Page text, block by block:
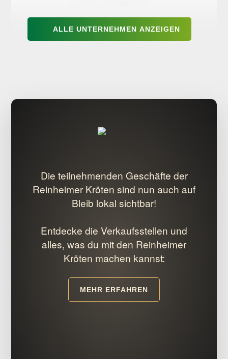
ALLE UNTERNEHMEN ANZEIGEN
Die teilnehmenden Geschäfte der
Reinheimer Kröten sind nun auch auf
Bleib lokal sichtbar!
Entdecke die Verkaufsstellen und
alles, was du mit den Reinheimer
Kröten machen kannst:
MEHR ERFAHREN